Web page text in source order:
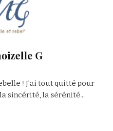
G
! J'ai tout quitté pour
sincérité, la sérénité...